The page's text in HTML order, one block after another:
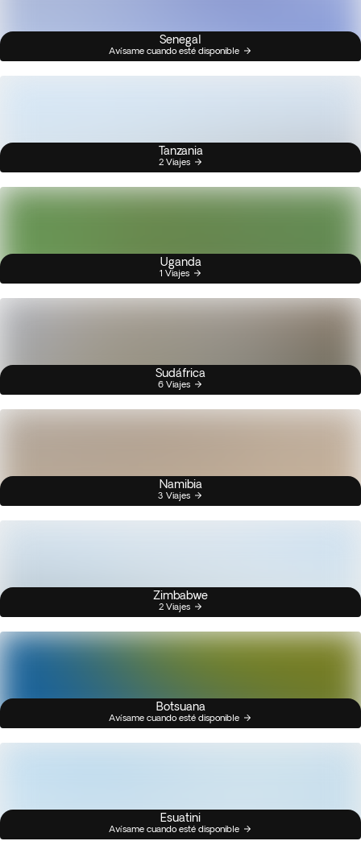
Senegal
Avísame cuando esté disponible
Tanzania
2 Viajes
Uganda
1 Viajes
Sudáfrica
6 Viajes
Namibia
3 Viajes
Zimbabwe
2 Viajes
Botsuana
Avísame cuando esté disponible
Esuatini
Avísame cuando esté disponible